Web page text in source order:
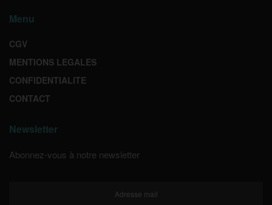
Menu
CGV
MENTIONS LEGALES
CONFIDENTIALITE
CONTACT
Newsletter
Abonnez-vous à notre newsletter